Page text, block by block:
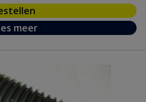
meer